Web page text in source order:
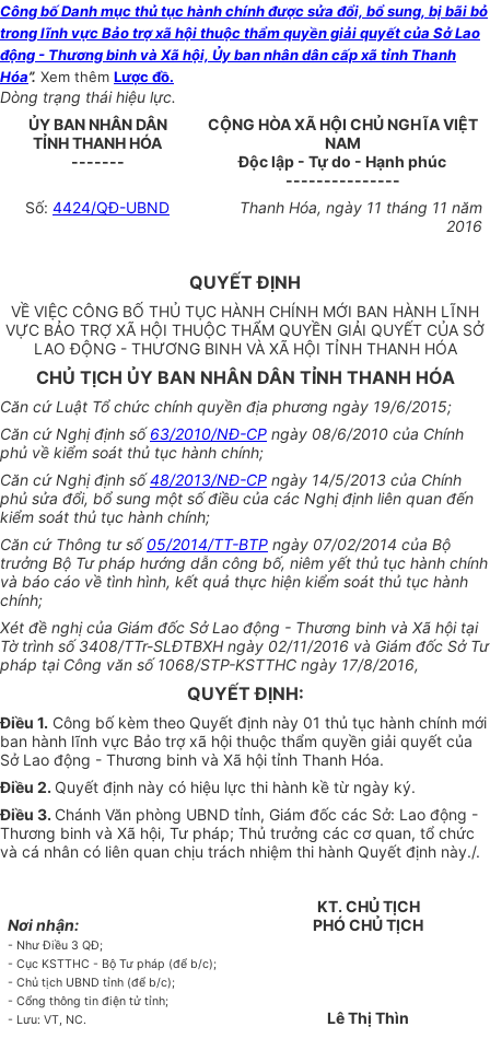
Công bố Danh mục thủ tục hành chính được sửa đổi, bổ sung, bị bãi bỏ
trong lĩnh vực Bảo trợ xã hội thuộc thẩm quyền giải quyết của Sở Lao
động - Thương binh và Xã hội, Ủy ban nhân dân cấp xã tỉnh Thanh
Hóa”. Xem thêm Lược đồ.
Dòng trạng thái hiệu lực.
ỦY BAN NHÂN DÂN
TỈNH THANH HÓA
-------
CỘNG HÒA XÃ HỘI CHỦ NGHĨA VIỆT
NAM
Độc lập - Tự do - Hạnh phúc
---------------
Số: 4424/QĐ-UBND
Thanh Hóa, ngày 11 tháng 11 năm
2016
QUYẾT ĐỊNH
VỀ VIỆC CÔNG BỐ THỦ TỤC HÀNH CHÍNH MỚI BAN HÀNH LĨNH
VỰC BẢO TRỢ XÃ HỘI THUỘC THẨM QUYỀN GIẢI QUYẾT CỦA SỞ
LAO ĐỘNG - THƯƠNG BINH VÀ XÃ HỘI TỈNH THANH HÓA
CHỦ TỊCH ỦY BAN NHÂN DÂN TỈNH THANH HÓA
Căn cứ Luật Tổ chức chính quyền địa phương ngày 19/6/2015;
Căn cứ Nghị định số63/2010/NĐ-CP ngày 08/6/2010 của Chính
phủ về kiểm soát thủ tục hành chính;
Căn cứ Nghị định số48/2013/NĐ-CP ngày 14/5/2013 của Chính
phủ sửa đổi, bổ sung một số điều của các Nghị định liên quan đến
kiểm soát thủ tục hành chính;
Căn cứ Thông tư số05/2014/TT-BTP ngày 07/02/2014 của Bộ
trưởng Bộ Tư pháp hướng dẫn công bố, niêm yết thủ tục hành chính
và báo cáo về tình hình, kết quả thực hiện kiểm soát thủ tục hành
chính;
Xét đề nghị của Giám đốc Sở Lao động - Thương binh và Xã hội tại
Tờ trình số 3408/TTr-SLĐTBXH ngày 02/11/2016 và Giám đốc Sở Tư
pháp tại Công văn số 1068/STP-KSTTHC ngày 17/8/2016,
QUYẾT ĐỊNH:
Điều 1. Công bố kèm theo Quyết định này 01 thủ tục hành chính mới
ban hành lĩnh vực Bảo trợ xã hội thuộc thẩm quyền giải quyết của
Sở Lao động - Thương binh và Xã hội tỉnh Thanh Hóa.
Điều 2. Quyết định này có hiệu lực thi hành kề từ ngày ký.
Điều 3. Chánh Văn phòng UBND tỉnh, Giám đốc các Sở: Lao động -
Thương binh và Xã hội, Tư pháp; Thủ trưởng các cơ quan, tổ chức
và cá nhân có liên quan chịu trách nhiệm thi hành Quyết định này./.
Nơi nhận:
- Như Điều 3 QĐ;
- Cục KSTTHC - Bộ Tư pháp (để b/c);
- Chủ tịch UBND tỉnh (để b/c);
- Cổng thông tin điện tử tỉnh;
- Lưu: VT, NC.
KT. CHỦ TỊCH
PHÓ CHỦ TỊCH
Lê Thị Thìn